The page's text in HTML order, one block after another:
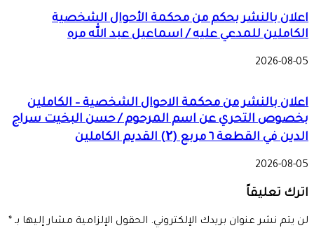
اعلان بالنشر بحكم من محكمة الأحوال الشخصية
الكاملين للمدعي عليه / اسماعيل عبد الله مره
2026-08-05
اعلان بالنشر من محكمة الاحوال الشخصية – الكاملين
بخصوص التحري عن اسم المرحوم / حسن البخيت سراج
الدين في القطعة ٦ مربع (۲) القديم الكاملين
2026-08-05
اترك تعليقاً
لن يتم نشر عنوان بريدك الإلكتروني. الحقول الإلزامية مشار إليها بـ *